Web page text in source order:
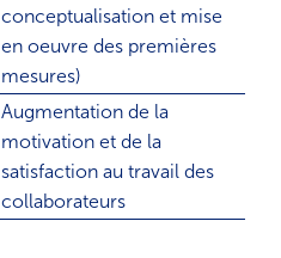
conceptualisation et mise
en oeuvre des premières
mesures)
Augmentation de la
motivation et de la
satisfaction au travail des
collaborateurs